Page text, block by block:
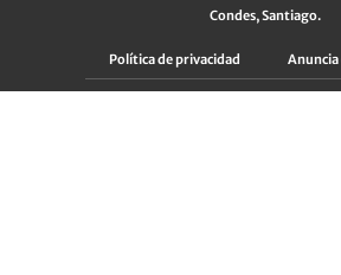
Condes, Santiago.
Política de privacidad